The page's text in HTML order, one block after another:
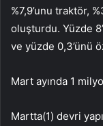
%7,9’unu traktör,
oluşturdu. Yüzde
ve yüzde 0,3’ünü
Mart ayında 1
Martta(1) devri